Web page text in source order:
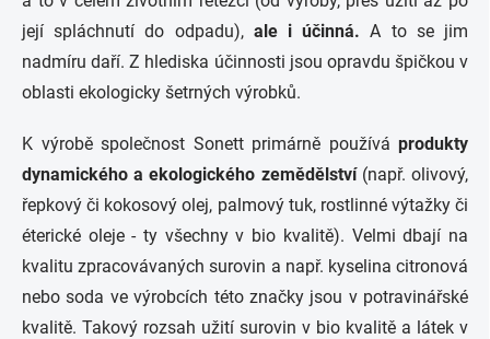
její spláchnutí do odpadu),ale i účinná. A to se jim
nadmíru daří. Z hlediska účinnosti jsou opravdu špičkou v
oblasti ekologicky šetrných výrobků.
K výrobě společnost Sonett primárně používá produkty
dynamického a ekologického zemědělství(např. olivový,
řepkový či kokosový olej, palmový tuk, rostlinné výtažky či
éterické oleje - ty všechny v bio kvalitě). Velmi dbají na
kvalitu zpracovávaných surovin a např. kyselina citronová
nebo soda ve výrobcích této značky jsou v potravinářské
kvalitě. Takový rozsah užití surovin v bio kvalitě a látek v